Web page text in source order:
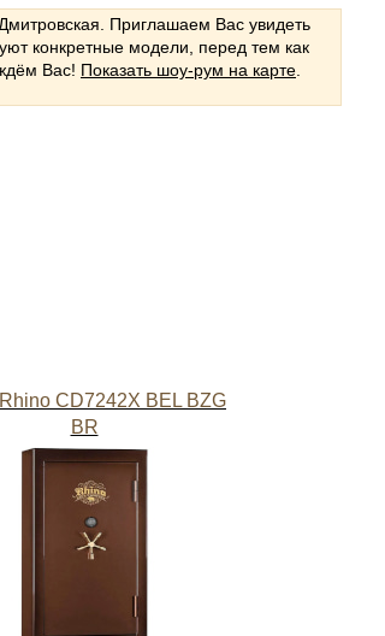
Приглашаем Вас увидеть
конкретные модели, перед тем как
Вас! Показать шоу-рум на карте
CD7242X BEL BZG
BR